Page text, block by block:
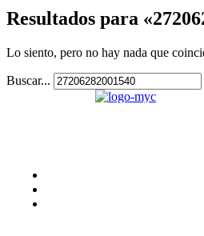
Resultados para «
Lo siento, pero no hay nada que
Buscar...
Su aliado estratégico, para